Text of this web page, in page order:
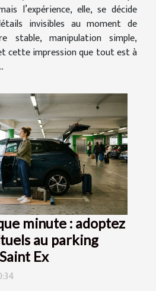
l’expérience, elle, se décide
invisibles au moment de
stable, manipulation simple,
cette impression que tout est à
minute : adoptez
au parking
Ex